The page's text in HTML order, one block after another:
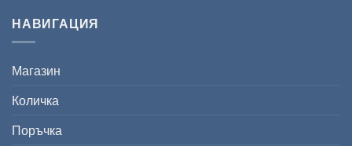
НАВИГАЦИЯ
Магазин
Количка
Поръчка